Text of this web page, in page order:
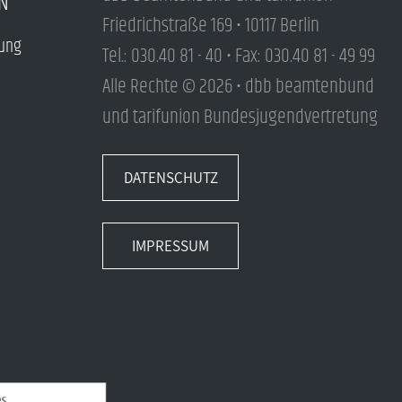
Friedrichstraße 169 • 10117 Berlin
Tel.: 030.40 81 - 40 • Fax: 030.40 81 - 49 99
Alle Rechte © 2026 • dbb beamtenbund
und tarifunion Bundesjugendvertretung
DATENSCHUTZ
IMPRESSUM